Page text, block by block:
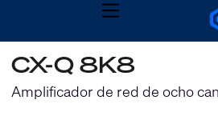
MENU
QSYS.com (English)
India (English)
Deutsch
Español
CX-Q 8K8
Amplificador de red de ocho